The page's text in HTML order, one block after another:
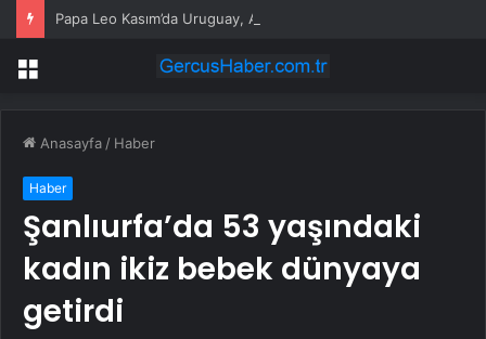
Menü
Anasayfa / Haber
Haber
Şanlıurfa’da 53 yaşındaki
kadın ikiz bebek dünyaya
getirdi